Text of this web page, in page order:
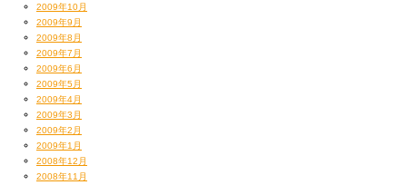
ちょっと信じられないかもしれないが
これ、おなじ新丸ビル７階の
くっそオッ洒落なフロア（ハウス様）内にある
超レトロなスナック、『来夢来人』。
ここがわたくしたちの楽屋なのであった（笑）
2009年10月
2009年9月
2009年8月
2009年7月
2009年6月
2009年5月
2009年4月
2009年3月
2009年2月
2009年1月
2008年12月
2008年11月